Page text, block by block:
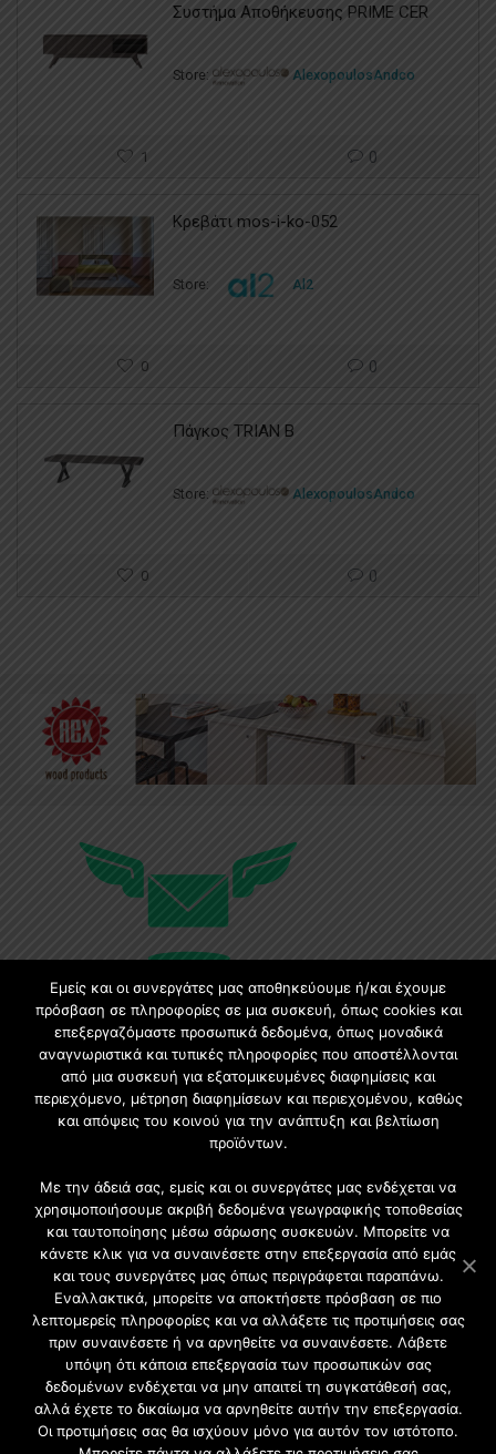
Συστήμα Αποθήκευσης PRIME CER
Store: AlexopoulosAndco
1 0
Κρεβάτι mos-i-ko-052
Store: Al2
0 0
Πάγκος TRIAN B
Store: AlexopoulosAndco
0 0
Εγγραφή στο Newsletter
Γίνετε μέλος της μεγαλύτερης διαδικτυακής κοινότητας, ειδικά
για αρχιτέκτονες, σχεδιαστές και λάτρεις της κατασκευής και
2021 CFW - All Rights Reserved
Επιχειρήσεις |
Προφίλ
Εμείς και οι συνεργάτες μας αποθηκεύουμε ή/και έχουμε
πρόσβαση σε πληροφορίες σε μια συσκευή, όπως cookies και
επεξεργαζόμαστε προσωπικά δεδομένα, όπως μοναδικά
αναγνωριστικά και τυπικές πληροφορίες που αποστέλλονται
από μια συσκευή για εξατομικευμένες διαφημίσεις και
περιεχόμενο, μέτρηση διαφημίσεων και περιεχομένου, καθώς
και απόψεις του κοινού για την ανάπτυξη και βελτίωση
προϊόντων.
Με την άδειά σας, εμείς και οι συνεργάτες μας ενδέχεται να
χρησιμοποιήσουμε ακριβή δεδομένα γεωγραφικής τοποθεσίας
και ταυτοποίησης μέσω σάρωσης συσκευών. Μπορείτε να
κάνετε κλικ για να συναινέσετε στην επεξεργασία από εμάς
και τους συνεργάτες μας όπως περιγράφεται παραπάνω.
Εναλλακτικά, μπορείτε να αποκτήσετε πρόσβαση σε πιο
λεπτομερείς πληροφορίες και να αλλάξετε τις προτιμήσεις σας
πριν συναινέσετε ή να αρνηθείτε να συναινέσετε. Λάβετε
υπόψη ότι κάποια επεξεργασία των προσωπικών σας
δεδομένων ενδέχεται να μην απαιτεί τη συγκατάθεσή σας,
αλλά έχετε το δικαίωμα να αρνηθείτε αυτήν την επεξεργασία.
Οι προτιμήσεις σας θα ισχύουν μόνο για αυτόν τον ιστότοπο.